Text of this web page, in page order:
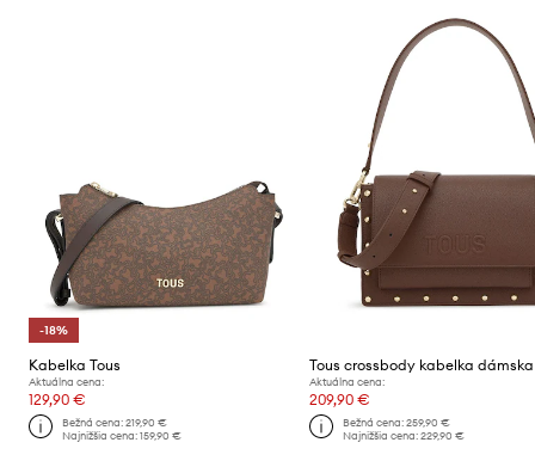
-18%
Kabelka Tous
Aktuálna cena:
129,90 €
Bežná cena:219,90 €
Najnižšia cena:159,90 €
Aktuálna cena:
209,90 €
Bežná cena: 259,90 €
Najnižšia cena: 229,90 €